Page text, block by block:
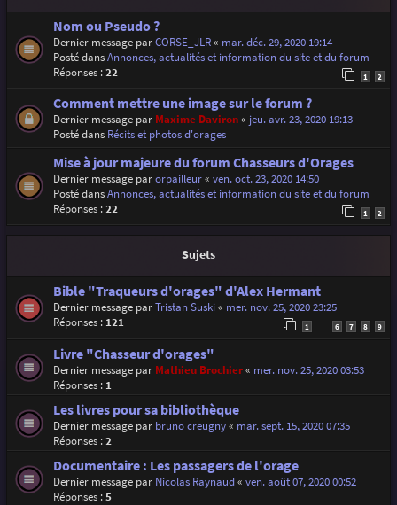
r
Nom ou Pseudo ?
Dernier message parCORSE_JLR« mar. déc. 29, 2020 19:14
Posté dansAnnonces, actualités et information du site et du forum
Réponses :22 1 2
Comment mettre une image sur le forum ?
Dernier message par Maxime Daviron« jeu. avr. 23, 2020 19:13
Posté dans Récits et photos d'orages
Mise à jour majeure du forum Chasseurs d'Orages
Dernier message parorpailleur« ven. oct. 23, 2020 14:50
Posté dansAnnonces, actualités et information du site et du forum
Réponses :22 1 2
Sujets
Bible "Traqueurs d'orages" d'Alex Hermant
Dernier message parTristan Suski« mer. nov. 25, 2020 23:25
Réponses : 121 1 6 7 8 9
Livre "Chasseur d'orages"
Dernier message par Mathieu Brochier« mer. nov. 25, 2020 03:53
Réponses : 1
Les livres pour sa bibliothèque
Dernier message par bruno creugny« mar. sept. 15, 2020 07:35
Réponses :2
Documentaire : Les passagers de l'orage
Dernier message par Nicolas Raynaud« ven. août 07, 2020 00:52
Réponses :5